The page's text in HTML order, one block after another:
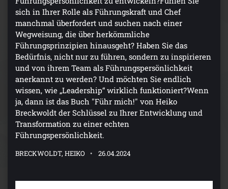
sich in Ihrer Rolle als Führungskraft und Chef
manchmal überfordert und suchen nach einer
Wegweisung, die über herkömmliche
Führungsprinzipien hinausgeht? Haben Sie das
Bedürfnis, nicht nur zu führen, sondern zu inspirieren
und von ihrem Team als Führungspersönlichkeit
anerkannt zu werden? Und möchten Sie endlich
wissen, wie „Leadership“ wirklich funktioniert?Wenn
ja, dann ist das Buch "Führ mich!" von Heiko
Breckwoldt der Schlüssel zu Ihrer Entwicklung und
Transformation zu einer echten
Führungspersönlichkeit.
BRECKWOLDT, HEIKO 26.04.2024